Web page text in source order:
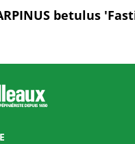
betulus